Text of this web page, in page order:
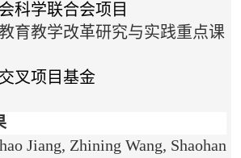
科学联合会项目
育教学改革研究与实践重点课
叉项目基金
Jiang, Zhining Wang, Shaohan